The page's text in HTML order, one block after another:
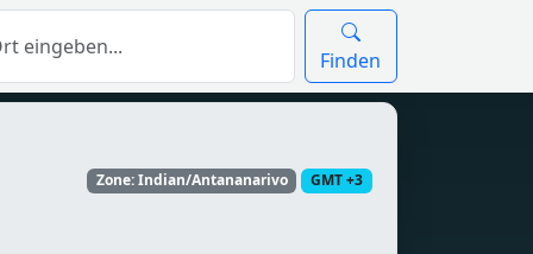
Finden
Zone: Indian/Antananarivo GMT +3